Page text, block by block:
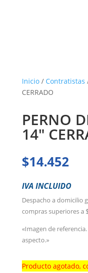
Inicio/ Contratistas
CERRADO
PERNO
14″
$14.452
IVA INCLUIDO
Despacho a domicilio
compras superiores a
«Imagen de
aspecto.»
Producto agotado,